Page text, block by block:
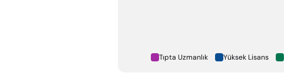
Tıpta Uzmanlık Yüksek Lisans